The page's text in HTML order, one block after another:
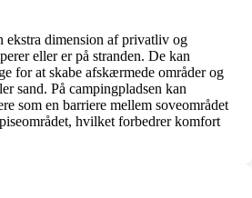
ekstra dimension af privatliv og
eller er på stranden. De kan
for at skabe afskærmede områder og
sand. På campingpladsen kan
som en barriere mellem soveområdet
hvilket forbedrer komfort